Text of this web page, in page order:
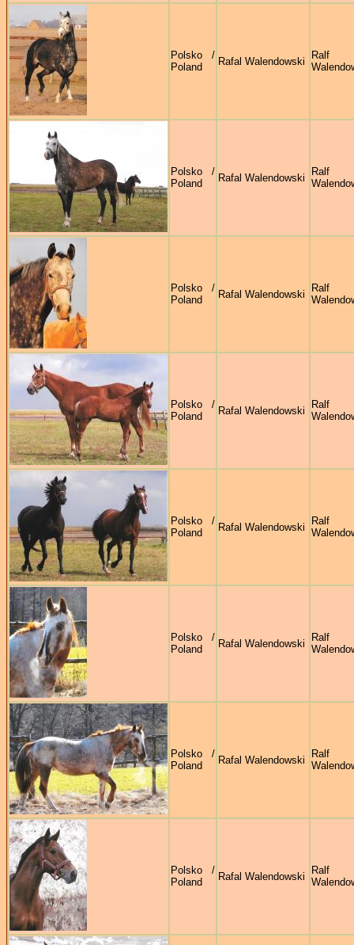
Polsko /
Poland
Rafal Walendowski
Ralf
Polsko /
Poland
Rafal Walendowski
Ralf
Polsko /
Poland
Rafal Walendowski
Ralf
Polsko /
Poland
Rafal Walendowski
Ralf
Polsko /
Poland
Rafal Walendowski
Ralf
Polsko /
Poland
Rafal Walendowski
Ralf
Polsko /
Poland
Rafal Walendowski
Ralf
Polsko /
Poland
Rafal Walendowski
Ralf